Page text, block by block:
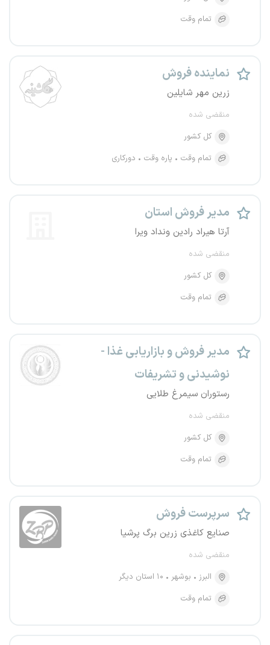
تمام وقت
نماینده فروش
زرین مهر شایلین
منقضی شده
کل کشور
تمام وقت
پاره وقت دورکاری
مدیر فروش استان
آرتا هیراد رادین ونداد ویرا
منقضی شده
کل کشور
تمام وقت
مدیر فروش و بازاریابی غذا -
نوشیدنی و تشریفات
رستوران سیمرغ طلایی
منقضی شده
کل کشور
تمام وقت
سرپرست فروش
صنایع کاغذی زرین برگ پرشیا
منقضی شده
البرز
بوشهر
۱۰ استان دیگر
تمام وقت